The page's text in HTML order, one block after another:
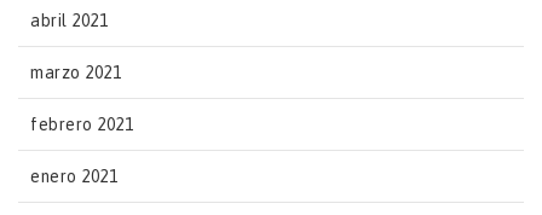
abril 2021
marzo 2021
febrero 2021
enero 2021